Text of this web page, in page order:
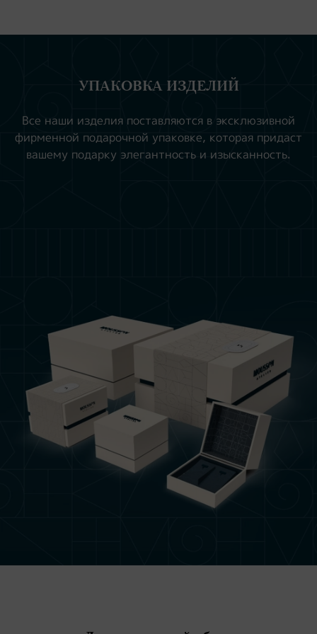
УПАКОВКА ИЗДЕЛИЙ
Все наши изделия поставляются в эксклюзивной
фирменной подарочной упаковке, которая придаст
вашему подарку элегантность и изысканность.